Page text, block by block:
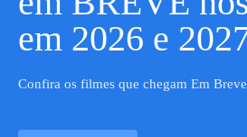
em 2026 e
Confira os filmes que chegam Em